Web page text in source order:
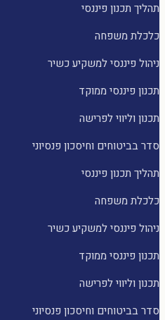
תהליך תכנון פיננסי
כלכלת משפחה
ניהול פיננסי למשקיע כשיר
תכנון פיננסי ממוקד
תכנון וליווי לפרישה
סדר בביטוחים וחיסכון פנסיוני
תהליך תכנון פיננסי
כלכלת משפחה
ניהול פיננסי למשקיע כשיר
תכנון פיננסי ממוקד
תכנון וליווי לפרישה
סדר בביטוחים וחיסכון פנסיוני